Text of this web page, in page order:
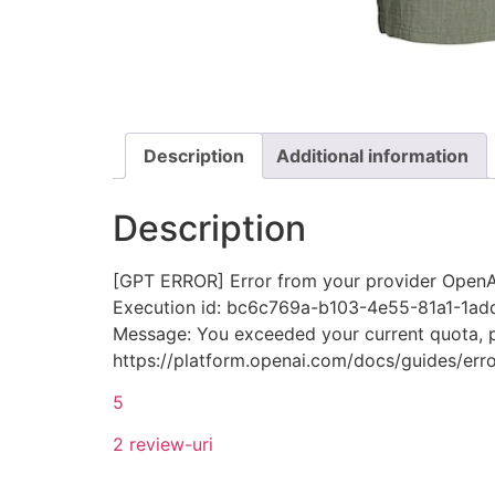
Description Additional information
Description
[GPT ERROR] Error from your provider
Execution id: bc6c769a-b103-4e55-81a1-
Message: You exceeded your current
https://platform.openai.com/docs/guides/
5
2 review-uri